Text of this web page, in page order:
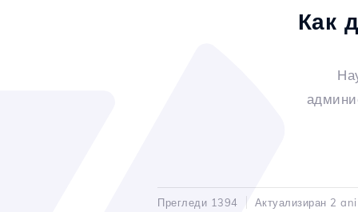
Как
Прегледи 1394 Актуализиран 2 ani